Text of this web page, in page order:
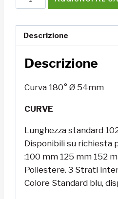
180°
54mm
quantità
Descrizione
Descrizione
Curva 180° Ø 54mm
CURVE
Lunghezza standard
Disponibili su richiesta
:100 mm 125 mm 152
Poliestere. 3 Strati
Colore Standard blu,